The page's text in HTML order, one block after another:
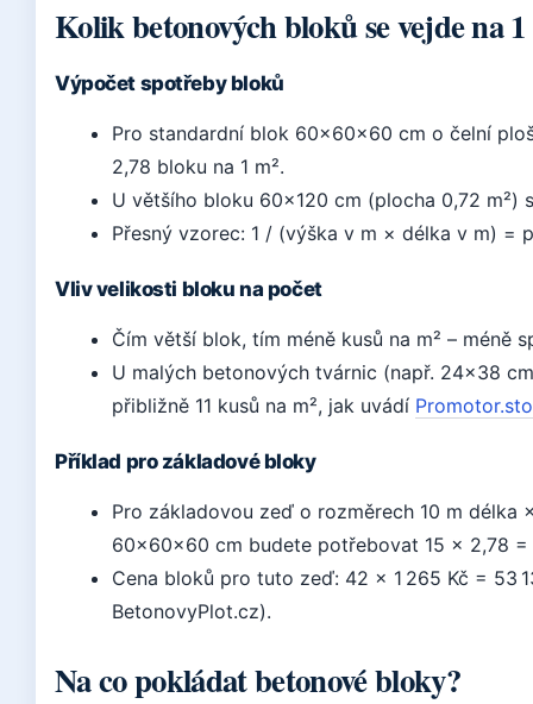
Kolik betonových bloků se vejde na 1
Výpočet spotřeby bloků
Pro standardní blok 60×60×60 cm o čelní
2,78 bloku na 1 m².
U většího bloku 60×120 cm (plocha 0,72 m²)
Přesný vzorec: 1 / (výška v m × délka v m) =
Vliv velikosti bloku na počet
Čím větší blok, tím méně kusů na m² – méně
U malých betonových tvárnic (např. 24×38
přibližně 11 kusů na m², jak uvádí
Příklad pro základové bloky
Pro základovou zeď o rozměrech 10 m délka
60×60×60 cm budete potřebovat 15 × 2,78
Cena bloků pro tuto zeď: 42 × 1 265 Kč = 53
BetonovyPlot.cz).
Na co pokládat betonové bloky?